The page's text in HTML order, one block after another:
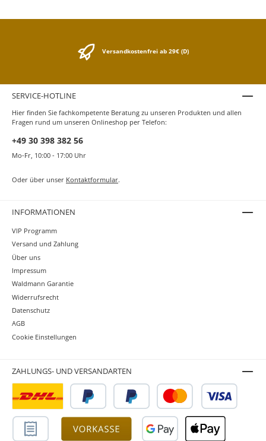
Versandkostenfrei ab 29€ (D)
SERVICE-HOTLINE
Hier finden Sie fachkompetente Beratung zu unseren Produkten und allen
Fragen rund um unseren Onlineshop per Telefon:
+49 30 398 382 56
Mo-Fr, 10:00 - 17:00 Uhr
Oder über unser Kontaktformular.
INFORMATIONEN
VIP Programm
Versand und Zahlung
Über uns
Impressum
Waldmann Garantie
Widerrufsrecht
Datenschutz
AGB
Cookie Einstellungen
ZAHLUNGS- UND VERSANDARTEN